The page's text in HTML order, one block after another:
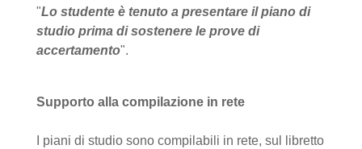
"Lo studente è tenuto a presentare il piano di
studio prima di sostenere le prove di
accertamento".
Supporto alla compilazione in rete
I piani di studio sono compilabili in rete, sul libretto